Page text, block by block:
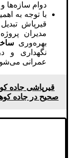
دوام سازه‌ها
با توجه به
قیرپاش
مدیران
بهره‌وری
نگهداری و
عمرانی
صحیح در جاده